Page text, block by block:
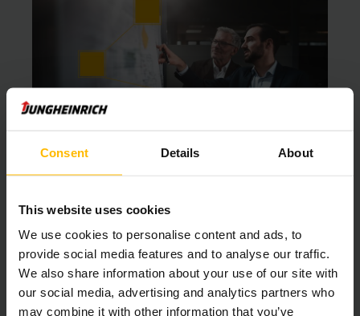
Consent Details About
This website uses cookies
We use cookies to personalise content and ads, to
provide social media features and to analyse our traffic.
We also share information about your use of our site with
our social media, advertising and analytics partners who
may combine it with other information that you’ve
Proceso de automatización
LÄS MER